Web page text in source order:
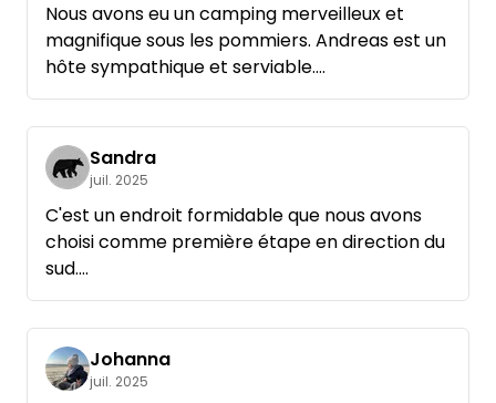
Nous avons eu un camping merveilleux et
magnifique sous les pommiers. Andreas est un
hôte sympathique et serviable.
Nous reviendrons avec plaisir !
Sandra
juil. 2025
C'est un endroit formidable que nous avons
choisi comme première étape en direction du
sud.
Un havre de paix bien aménagé pour se
détendre et se mettre dans l'ambiance pour
Johanna
juil. 2025